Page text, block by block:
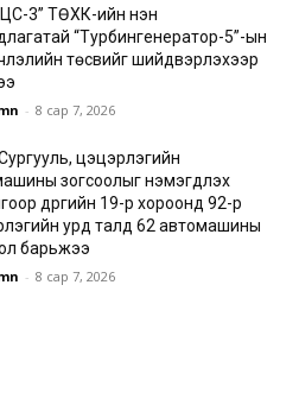
3” ТӨХК-ийн нэн
“Турбингенератор-5”-ын
төсвийг шийдвэрлэхээр
- 8 сар 7, 2026
цэцэрлэгийн
зогсоолыг нэмэгдүүлэх
дүүргийн 19-р хороонд 92-р
урд талд 62 автомашины
барьжээ
- 8 сар 7, 2026